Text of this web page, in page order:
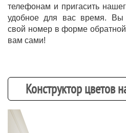
телефонам и пригасить
удобное для вас время. Вы
свой номер в форме
вам сами!
Конструктор цветов